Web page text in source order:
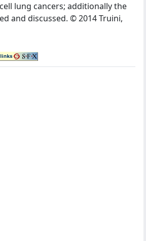
lung cancers; additionally the
and discussed. © 2014 Truini,